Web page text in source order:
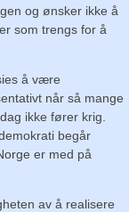
og ønsker ikke å
som trengs for å
å være
når så mange
ikke fører krig.
begår
er med på
av å realisere